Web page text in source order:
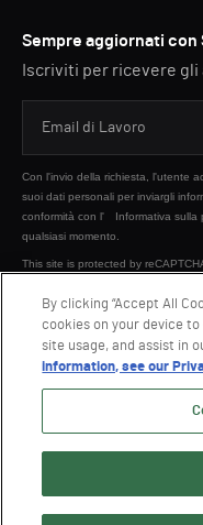
Sempre aggiornati con
Iscriviti per ricevere gli
Con l'invio della richiesta, l'utente
suoi dati personali per inviargli
conformità con l'
Informativa sulla
qualsiasi momento.
This site is protected by
© 2026
By clicking “Accept All
cookies on your device
site usage, and assist in
information, see our